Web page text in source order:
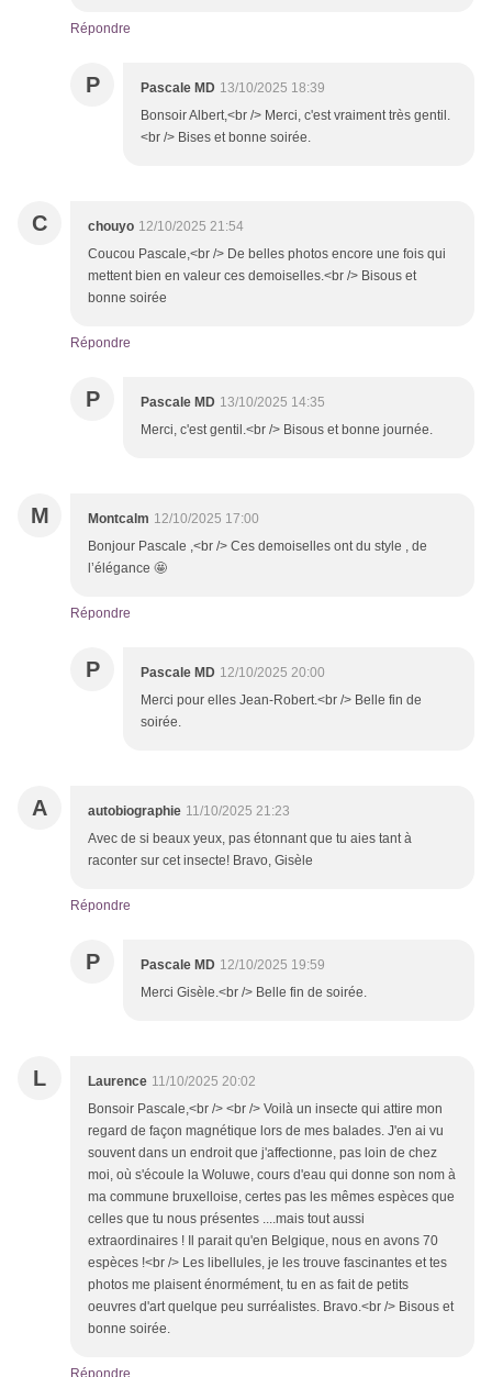
Répondre
P Pascale MD 13/10/2025 18:39
Bonsoir Albert,<br /> Merci, c'est vraiment très gentil.
<br /> Bises et bonne soirée.
C chouyo 12/10/2025 21:54
Coucou Pascale,<br /> De belles photos encore une fois qui
mettent bien en valeur ces demoiselles.<br /> Bisous et
bonne soirée
Répondre
P Pascale MD 13/10/2025 14:35
Merci, c'est gentil.<br /> Bisous et bonne journée.
M Montcalm 12/10/2025 17:00
Bonjour Pascale ,<br /> Ces demoiselles ont du style , de
l’élégance 🤩
Répondre
P Pascale MD 12/10/2025 20:00
Merci pour elles Jean-Robert.<br /> Belle fin de
soirée.
A autobiographie 11/10/2025 21:23
Avec de si beaux yeux, pas étonnant que tu aies tant à
raconter sur cet insecte! Bravo, Gisèle
Répondre
P Pascale MD 12/10/2025 19:59
Merci Gisèle.<br /> Belle fin de soirée.
L Laurence 11/10/2025 20:02
Bonsoir Pascale,<br /> <br /> Voilà un insecte qui attire mon
regard de façon magnétique lors de mes balades. J'en ai vu
souvent dans un endroit que j'affectionne, pas loin de chez
moi, où s'écoule la Woluwe, cours d'eau qui donne son nom à
ma commune bruxelloise, certes pas les mêmes espèces que
celles que tu nous présentes ....mais tout aussi
extraordinaires ! Il parait qu'en Belgique, nous en avons 70
espèces !<br /> Les libellules, je les trouve fascinantes et tes
photos me plaisent énormément, tu en as fait de petits
oeuvres d'art quelque peu surréalistes. Bravo.<br /> Bisous et
bonne soirée.
Répondre